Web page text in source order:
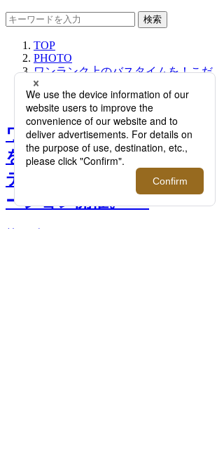
検索
TOP
PHOTO
ワンランク上のバスタイムを！こだ
わりのWASHアイテムが集結「洗
う」プロモーション開催。
ワンランク上のバスタイム
を！こだわりのWASHアイ
テムが集結「洗う」プロモ
ーション開催。 >>